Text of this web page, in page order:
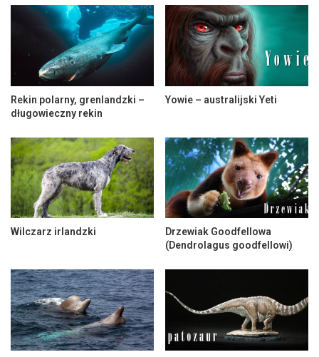
Rekin polarny, grenlandzki –
długowieczny rekin
Yowie – australijski Yeti
Wilczarz irlandzki
Drzewiak Goodfellowa
(Dendrolagus goodfellowi)